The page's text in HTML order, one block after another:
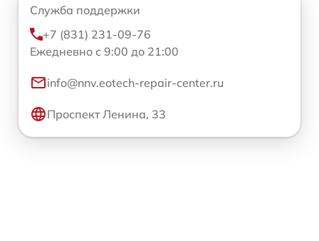
Служба поддержки
+7 (831) 231-09-76
Ежедневно с 9:00 до 21:00
info@nnv.eotech-repair-center.ru
Проспект Ленина, 33